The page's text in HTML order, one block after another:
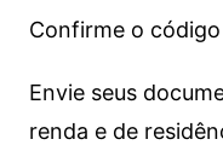
Confirme o
Envie seus
renda e de